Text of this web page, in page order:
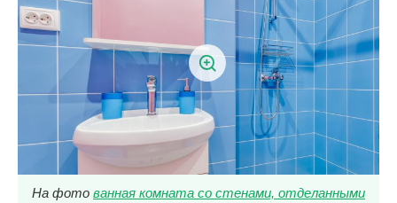
На фото ванная комната со стенами, отделанными